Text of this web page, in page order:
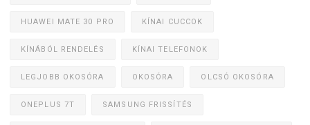
HUAWEI MATE 30 PRO KÍNAI CUCCOK
KÍNÁBÓL RENDELÉS KÍNAI TELEFONOK
LEGJOBB OKOSÓRA OKOSÓRA OLCSÓ OKOSÓRA
ONEPLUS 7T SAMSUNG FRISSÍTÉS